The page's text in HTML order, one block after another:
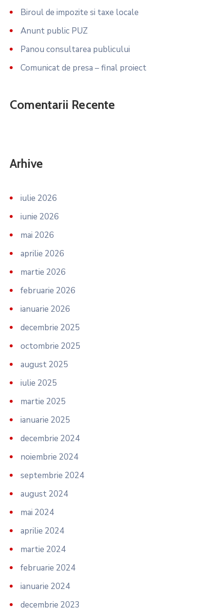
Biroul de impozite si taxe locale
Anunt public PUZ
Panou consultarea publicului
Comunicat de presa – final proiect
Comentarii Recente
Arhive
iulie 2026
iunie 2026
mai 2026
aprilie 2026
martie 2026
februarie 2026
ianuarie 2026
decembrie 2025
octombrie 2025
august 2025
iulie 2025
martie 2025
ianuarie 2025
decembrie 2024
noiembrie 2024
septembrie 2024
august 2024
mai 2024
aprilie 2024
martie 2024
februarie 2024
ianuarie 2024
decembrie 2023